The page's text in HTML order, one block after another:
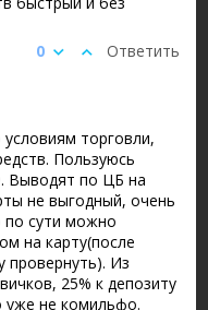
Ответить
0
торговли,
Пользуюсь
Выводят по ЦБ на
не выгодный, очень
по сути можно
на карту(после
провернуть). Из
25% к депозиту
уже не комильфо.